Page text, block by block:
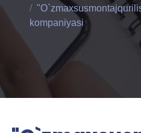
kompaniyasi